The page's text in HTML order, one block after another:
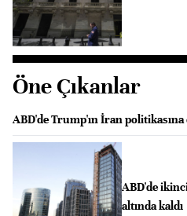
Öne Çıkanlar
ABD'de Trump'ın İran
ABD'de
altında kaldı